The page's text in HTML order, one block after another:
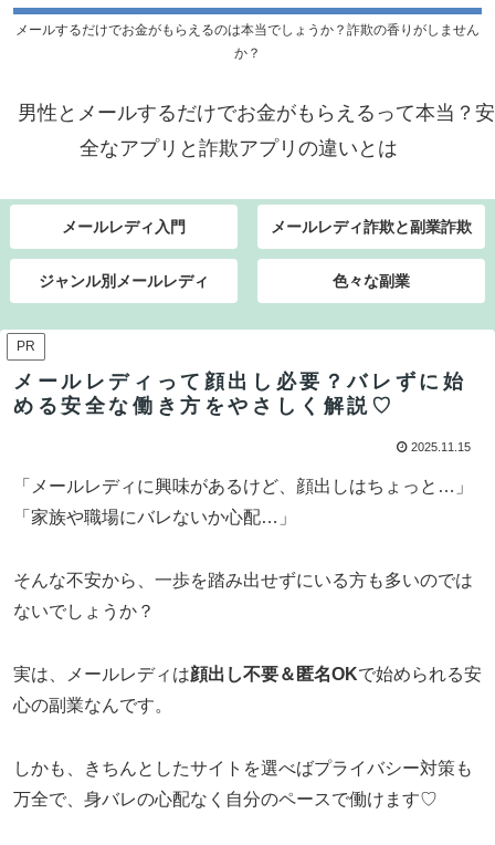
メールするだけでお金がもらえるのは本当でしょうか？詐欺の香りがしません
か？
男性とメールするだけでお金がもらえるって本当？安
全なアプリと詐欺アプリの違いとは
メールレディ入門 メールレディ詐欺と副業詐欺
ジャンル別メールレディ 色々な副業
PR
メールレディって顔出し必要？バレずに始
める安全な働き方をやさしく解説♡
2025.11.15
「メールレディに興味があるけど、顔出しはちょっと…」
「家族や職場にバレないか心配…」
そんな不安から、一歩を踏み出せずにいる方も多いのでは
ないでしょうか？
実は、メールレディは顔出し不要＆匿名OKで始められる安
心の副業なんです。
しかも、きちんとしたサイトを選べばプライバシー対策も
万全で、身バレの心配なく自分のペースで働けます♡